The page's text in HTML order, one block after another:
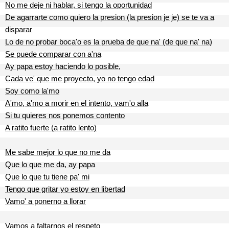
No me deje ni hablar, si tengo la oportunidad
De agarrarte como quiero la presion (la presion je je) se te va a
disparar
Lo de no probar boca'o es la prueba de que na' (de que na' na)
Se puede comparar con a'na
Ay papa estoy haciendo lo posible,
Cada ve' que me proyecto, yo no tengo edad
Soy como la'mo
A'mo, a'mo a morir en el intento, vam'o alla
Si tu quieres nos ponemos contento
A ratito fuerte (a ratito lento)
Me sabe mejor lo que no me da
Que lo que me da, ay papa
Que lo que tu tiene pa' mi
Tengo que gritar yo estoy en libertad
Vamo' a ponerno a llorar
Vamos a faltarnos el respeto